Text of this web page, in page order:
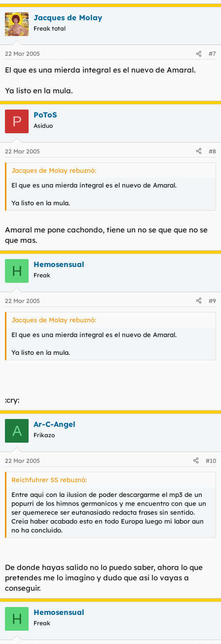
Jacques de Molay
Freak total
22 Mar 2005 #7
El que es una mierda integral es el nuevo de Amaral.
Ya listo en la mula.
P PoToS
Asiduo
22 Mar 2005 #8
Jacques de Molay rebuznó:
El que es una mierda integral es el nuevo de Amaral.
Ya listo en la mula.
Amaral me pone cachondo, tiene un no se que que no se
que mas.
H Hemosensual
Freak
22 Mar 2005 #9
Jacques de Molay rebuznó:
El que es una mierda integral es el nuevo de Amaral.
Ya listo en la mula.
:cry:
A Ar-C-Angel
Frikazo
22 Mar 2005 #10
Reichfuhrer SS rebuznó:
Entre aqui con la ilusion de poder descargarme el mp3 de un
popurri de los himnos germanicos y me encuentro con que un
ser quemerece ser eutanasiado redacta frases sin sentido.
Creia haber acabado esto en todo Europa luego mi labor aun
no ha concluido.
De donde hayas salido no lo puedo saber, ahora lo que
pretendes me lo imagino y dudo que asi lo vayas a
conseguir.
H Hemosensual
Freak